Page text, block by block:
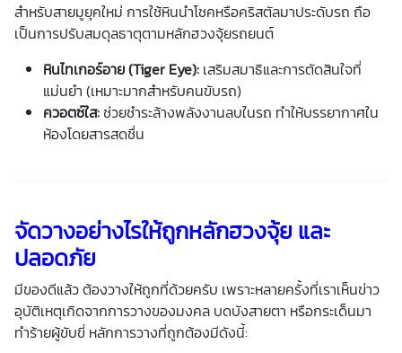
สำหรับสายมูยุคใหม่ การใช้หินนำโชคหรือคริสตัลมาประดับรถ ถือ
เป็นการปรับสมดุลธาตุตามหลักฮวงจุ้ยรถยนต์
หินไทเกอร์อาย (Tiger Eye): เสริมสมาธิและการตัดสินใจที่
แม่นยำ (เหมาะมากสำหรับคนขับรถ)
ควอตซ์ใส:ช่วยชำระล้างพลังงานลบในรถ ทำให้บรรยากาศใน
ห้องโดยสารสดชื่น
จัดวางอย่างไรให้ถูกหลักฮวงจุ้ย และ
ปลอดภัย
มีของดีแล้ว ต้องวางให้ถูกที่ด้วยครับ เพราะหลายครั้งที่เราเห็นข่าว
อุบัติเหตุเกิดจากการวางของมงคล บดบังสายตา หรือกระเด็นมา
ทำร้ายผู้ขับขี่ หลักการวางที่ถูกต้องมีดังนี้: